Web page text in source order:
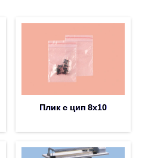
Плик с цип 8х10